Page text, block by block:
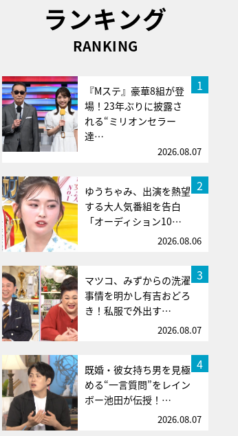
ランキング
RANKING
1
『Mステ』豪華8組が登
場！23年ぶりに披露さ
れる“ミリオンセラー
達…
2026.08.07
2
ゆうちゃみ、出演を熱望
する大人気番組を告白
「オーディション10…
2026.08.06
3
マツコ、みずからの洗濯
事情を明かし有吉おどろ
き！私服で外出す…
2026.08.07
4
既婚・彼女持ち男を見極
める“一言質問”をレイン
ボー池田が伝授！…
2026.08.07